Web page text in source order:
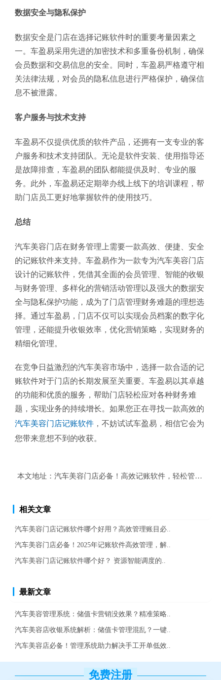
数据安全与隐私保护
数据安全是门店在选择记账软件时的重要考量因素之
一。车盈易采用先进的加密技术和多重备份机制，确保
会员数据和交易信息的安全。同时，车盈易严格遵守相
关法律法规，对会员的隐私信息进行严格保护，确保信
息不被泄露。
客户服务与技术支持
车盈易不仅提供优质的软件产品，还拥有一支专业的客
户服务和技术支持团队。无论是软件安装、使用指导还
是故障排查，车盈易的团队都能提供及时、专业的服
务。此外，车盈易还定期举办线上线下的培训课程，帮
助门店员工更好地掌握软件的使用技巧。
总结
汽车美容门店在财务管理上需要一款高效、便捷、安全
的记账软件来支持。车盈易作为一款专为汽车美容门店
设计的记账软件，凭借其全面的会员管理、智能的收银
与财务管理、多样化的营销活动管理以及强大的数据安
全与隐私保护功能，成为了门店管理财务难题的理想选
择。通过车盈易，门店不仅可以实现会员档案的数字化
管理，还能提升收银效率，优化营销策略，实现财务的
精细化管理。
在竞争日益激烈的汽车美容市场中，选择一款合适的记
账软件对于门店的长期发展至关重要。车盈易以其卓越
的功能和优质的服务，帮助门店轻松应对各种财务难
题，实现业务的持续增长。如果您正在寻找一款高效的
汽车美容门店记账软件 ，不妨试试车盈易，相信它会为
您带来意想不到的收获。
本文地址： 汽车美容门店必备！高效记账软件，轻松管理财务
相关文章
汽车美容门店记账软件哪个好用？高效管理账目必..
汽车美容门店必备！2025年记账软件高效管理，解..
汽车美容门店记账软件哪个好？ 资源智能调度的..
最新文章
汽车美容管理系统：储值卡营销没效果？精准策略..
汽车美容店收银系统解析：储值卡管理混乱？一键..
汽车美容店必备！管理系统助力解决手工开单低效..
免费注册